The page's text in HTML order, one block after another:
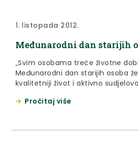
1. listopada 2012.
Međunarodni dan starijih
„Svim osobama treće životne
Međunarodni dan starijih osoba
kvalitetniji život i aktivno
ali i kroz prenošenje životnih
Pročitaj više